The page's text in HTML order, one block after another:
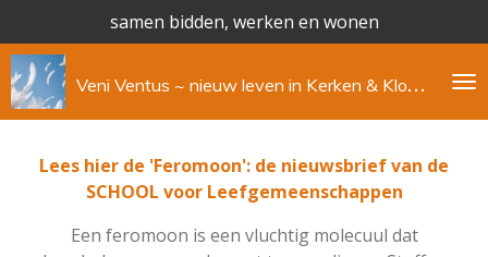
direct
naar
de
V
eni Ventus ~ nieuw leven in Kerken & Kloosters
samen bidden, werken en wonen
Lees hier de 'Feromoon': de nieuwsbrief van de
SCHOOL voor Leefgemeenschappen
Een feromoon is een vluchtig molecuul dat